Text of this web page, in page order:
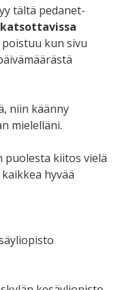
tältä pedanet-
kun sivu
niin käänny
mielelläni.
kiitos vielä
hyvää